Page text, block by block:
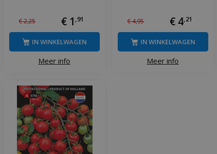
€2,25 € 1 ,91
Meer info
IN WINKELWAGEN
€4,95 € 4,21
Meer info
IN WINKELWAGEN